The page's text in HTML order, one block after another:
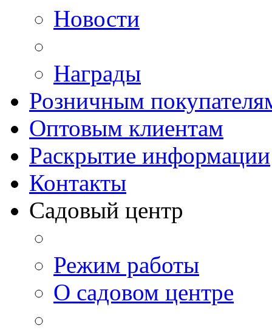
Новости
Награды
Розничным
Оптовым клиентам
Раскрытие информации
Контакты
Садовый центр
Режим работы
О садовом центре